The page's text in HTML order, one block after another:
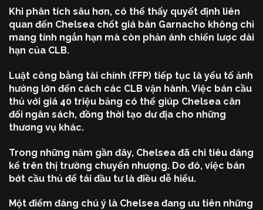
Khi phân tích sâu hơn, có thể thấy quyết định liên
quan đến Chelsea chốt giá bán Garnacho không chỉ
mang tính ngắn hạn mà còn phản ánh chiến lược dài
hạn của CLB.
Luật công bằng tài chính (FFP) tiếp tục là yếu tố ảnh
hưởng lớn đến cách các CLB vận hành. Việc bán cầu
thủ với giá 40 triệu bảng có thể giúp Chelsea cân
đối ngân sách, đồng thời tạo dư địa cho những
thương vụ khác.
Trong những năm gần đây, Chelsea đã chi tiêu đáng
kể trên thị trường chuyển nhượng. Do đó, việc bán
bớt cầu thủ để tái đầu tư là điều dễ hiểu.
Một điểm đáng chú ý là Chelsea đang ưu tiên những